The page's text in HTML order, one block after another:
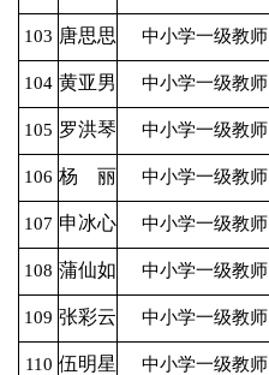
103 唐思思 中小学一级教师
104 黄亚男 中小学一级教师
105 罗洪琴 中小学一级教师
106 杨 丽 中小学一级教师
107 申冰心 中小学一级教师
108 蒲仙如 中小学一级教师
109 张彩云 中小学一级教师
110 伍明星 中小学一级教师